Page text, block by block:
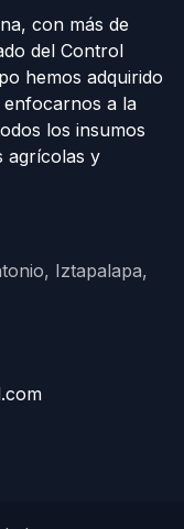
con más de
del Control
hemos adquirido
enfocarnos a la
los insumos
agrícolas y
Iztapalapa,